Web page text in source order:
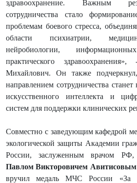
здравоохранение. Важным
сотрудничества стало
проблемам боевого стресса,
области психиатрии,
нейробиологии,
практического
Михайлович. Он также
направлением сотрудничества
искусственного интеллекта и
систем для поддержки клинических
Совместно с заведующим кафедрой
экологической защиты Академии
России, заслуженным врачом РФ,
Павлом Викторовичем Авитисовым
вручил медаль МЧС России «За